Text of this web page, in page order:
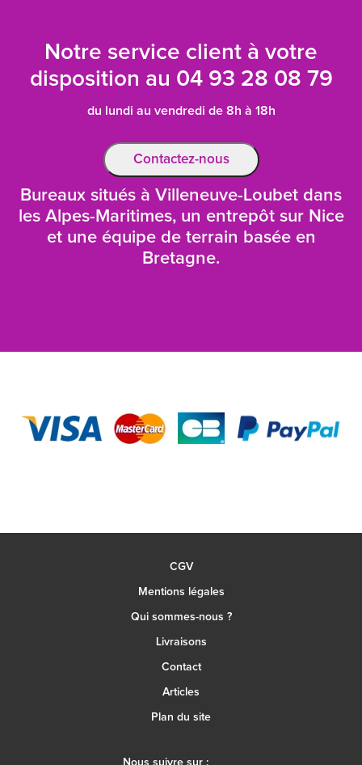
Notre service client à votre
disposition au 04 93 28 08 79
du lundi au vendredi de 8h à 18h
Contactez-nous
Bureaux situés à Villeneuve-Loubet dans
les Alpes-Maritimes, un entrepôt sur Nice
et une équipe de terrain basée en
Bretagne.
CGV
Mentions légales
Qui sommes-nous ?
Livraisons
Contact
Articles
Plan du site
Nous suivre sur :